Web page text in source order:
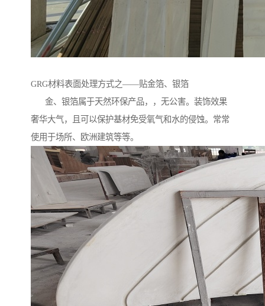
GRG材料表面处理方式之——贴金箔、银箔
金、银箔属于天然环保产品，，无公害。装饰效果
奢华大气，且可以保护基材免受氧气和水的侵蚀。常常
使用于场所、欧洲建筑等等。